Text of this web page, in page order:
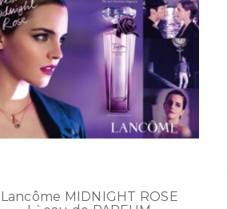
Lancôme MIDNIGHT ROSE